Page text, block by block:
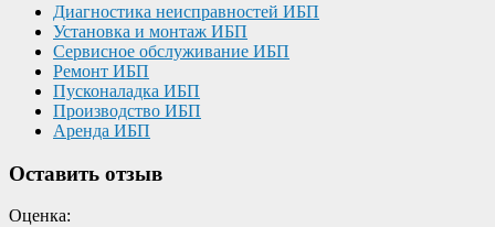
Диагностика неисправностей ИБП
Установка и монтаж ИБП
Сервисное обслуживание ИБП
Ремонт ИБП
Пусконаладка ИБП
Производство ИБП
Аренда ИБП
Оставить отзыв
Оценка: